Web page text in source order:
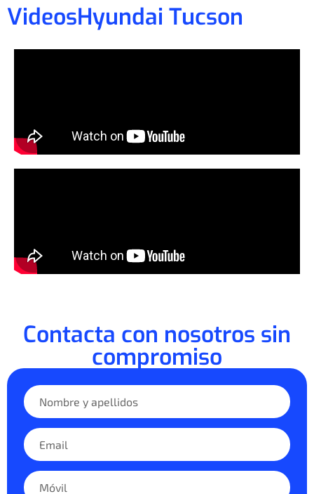
VideosHyundai Tucson
Contacta con nosotros sin
compromiso